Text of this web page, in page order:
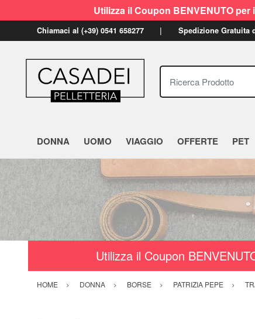
Utilizza il Coupon BENVENUTO
Chiamaci al (+39) 0541 658277 Spedizione Gratuita
Ricerca Prodotto
DONNA UOMO VIAGGIO OFFERTE PET
Utilizza il Coupon
HOME DONNA BORSE PATRIZIA PEPE